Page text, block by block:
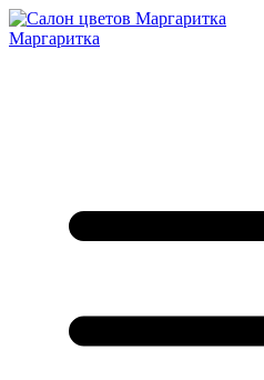
Маргаритка